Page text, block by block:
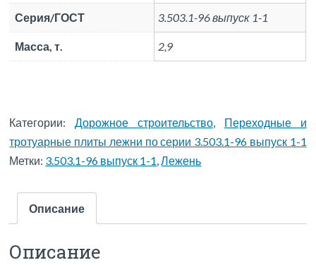
Серия/ГОСТ 3.503.1-96 выпуск 1-1
Масса, т. 2,9
Категории: Дорожное строительство
Переходные и
тротуарные плиты лежни по серии 3.503.1-96 выпуск 1-1
Метки: 3.503.1-96 выпуск 1-1 Лежень
Описание
Описание